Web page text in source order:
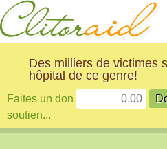
Des milliers de victimes
hôpital de ce genre!
Faites un don
soutien...